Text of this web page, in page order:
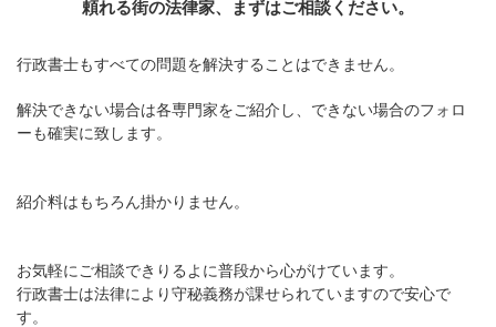
頼れる街の法律家、まずはご相談ください。
行政書士もすべての問題を解決することはできません。
解決できない場合は各専門家をご紹介し、できない場合のフォロ
ーも確実に致します。
紹介料はもちろん掛かりません。
お気軽にご相談できりるよに普段から心がけています。
行政書士は法律により守秘義務が課せられていますので安心で
す。